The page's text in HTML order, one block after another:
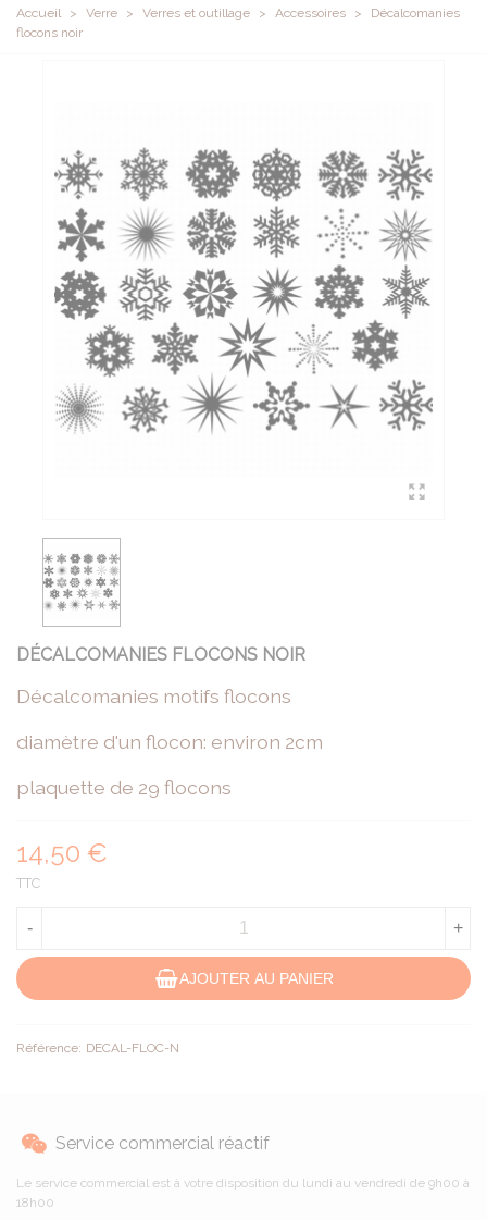
Accueil > Verre > Verres et outillage > Accessoires >
Décalcomanies
flocons noir
DÉCALCOMANIES FLOCONS NOIR
Décalcomanies motifs flocons
diamètre d'un flocon: environ 2cm
plaquette de 29 flocons
14,50 €
TTC
- +
AJOUTER AU PANIER
Référence: DECAL-FLOC-N
Service commercial réactif
Le service commercial est à votre disposition du lundi au vendredi de 9h00 à
18h00